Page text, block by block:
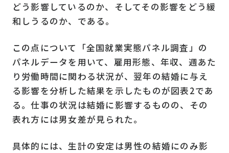
どう影響しているのか、そしてその影響をどう緩
和しうるのか、である。
この点について「全国就業実態パネル調査」の
パネルデータを用いて、雇用形態、年収、週あた
り労働時間に関わる状況が、翌年の結婚に与え
る影響を分析した結果を示したものが図表2であ
る。仕事の状況は結婚に影響するものの、その
表れ方には男女差が見られた。
具体的には、生計の安定は男性の結婚にのみ影